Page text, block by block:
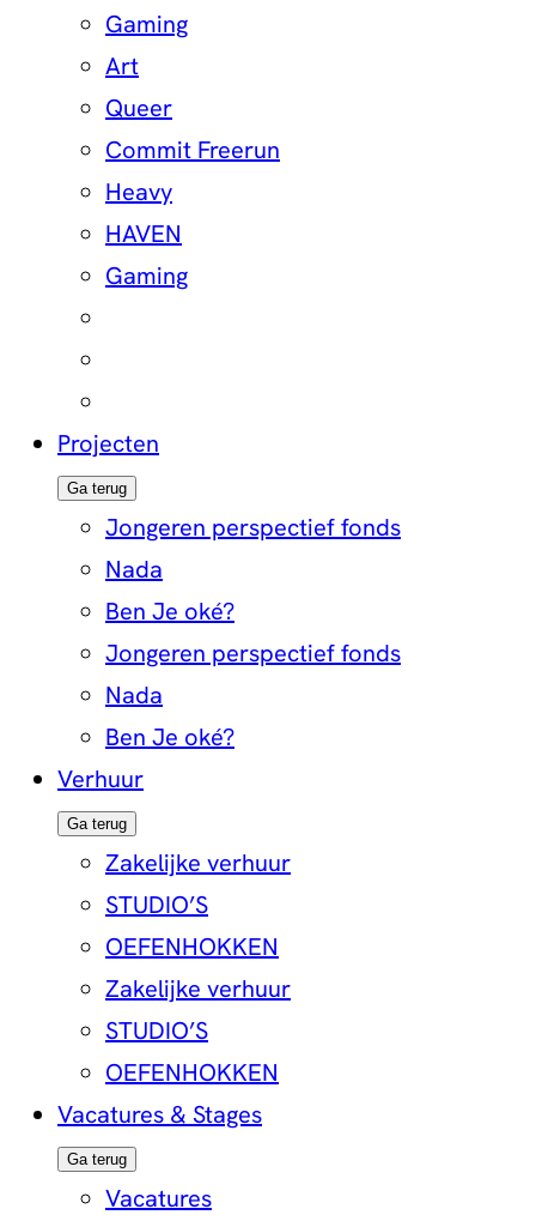
Gaming
Art
Queer
Commit Freerun
Heavy
HAVEN
Gaming
Projecten
Ga terug
Jongeren perspectief fonds
Nada
Ben Je oké?
Jongeren perspectief fonds
Nada
Ben Je oké?
Verhuur
Ga terug
Zakelijke verhuur
STUDIO’S
OEFENHOKKEN
Zakelijke verhuur
STUDIO’S
OEFENHOKKEN
Vacatures & Stages
Ga terug
Vacatures